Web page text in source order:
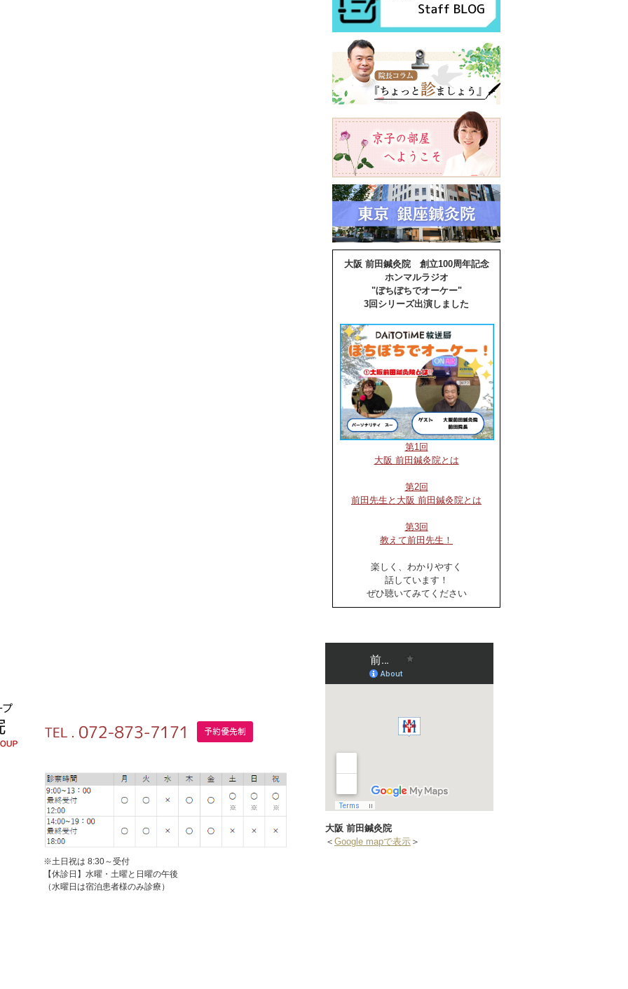
大阪 前田鍼灸院 創立100周年記念
ホンマルラジオ
"ぼちぼちでオーケー"
3回シリーズ出演しました
第1回
大阪 前田鍼灸院とは
第2回
前田先生と大阪 前田鍼灸院とは
第3回
教えて前田先生！
楽しく、わかりやすく
話しています！
ぜひ聴いてみてください
※土日祝は 8:30～受付
【休診日】水曜・土曜と日曜の午後
（水曜日は宿泊患者様のみ診療）
大阪 前田鍼灸院
＜ Google mapで表示 ＞